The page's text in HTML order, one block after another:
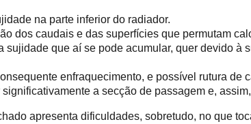
na parte inferior do radiador.
dos caudais e das superfícies que permutam
sujidade que aí se pode acumular, quer devido à
enfraquecimento, e possível rutura de
a secção de passagem e,
apresenta dificuldades, sobretudo, no que